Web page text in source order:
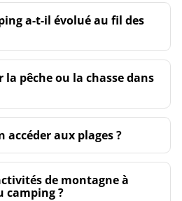
a-t-il évolué au fil des
pêche ou la chasse dans
accéder aux plages ?
de montagne à
camping ?